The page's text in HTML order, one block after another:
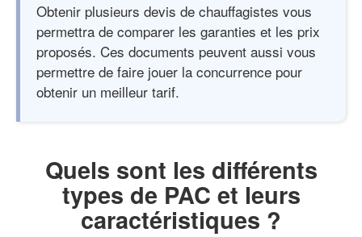
Obtenir plusieurs devis de chauffagistes vous
permettra de comparer les garanties et les prix
proposés. Ces documents peuvent aussi vous
permettre de faire jouer la concurrence pour
obtenir un meilleur tarif.
Quels sont les différents
types de PAC et leurs
caractéristiques ?